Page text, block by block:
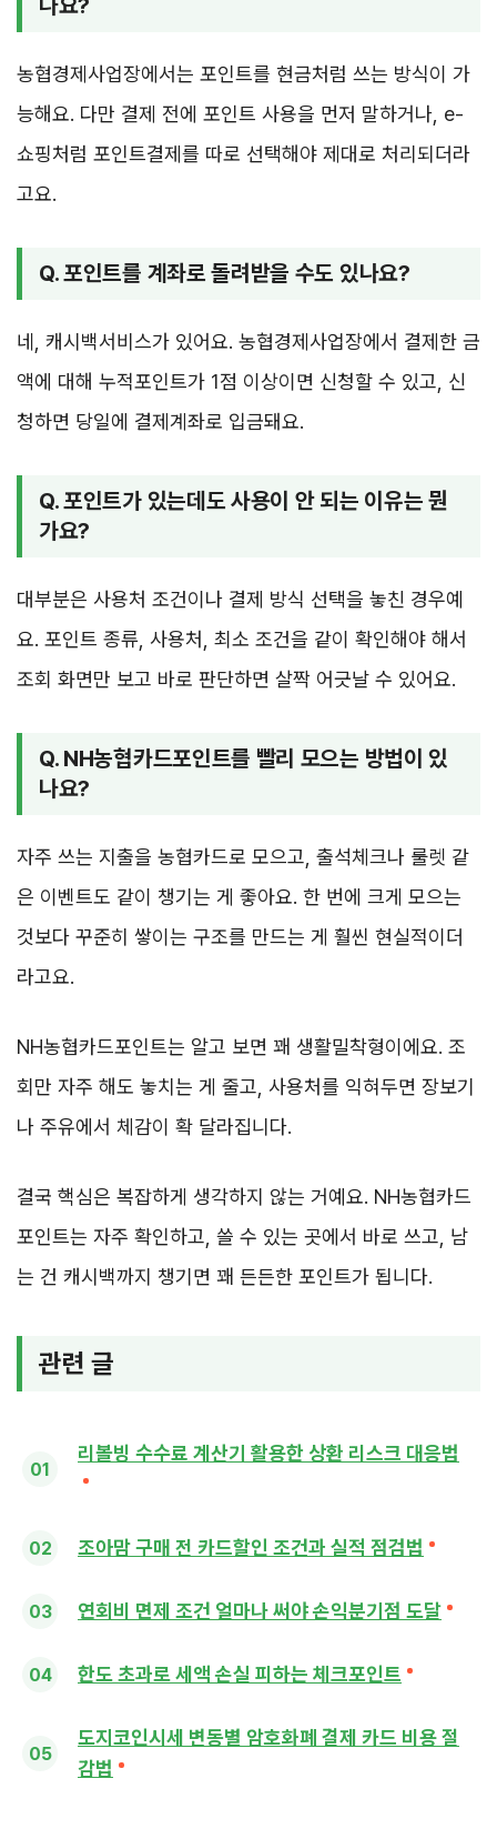
나요?
농협경제사업장에서는 포인트를 현금처럼 쓰는 방식이 가
능해요. 다만 결제 전에 포인트 사용을 먼저 말하거나, e-
쇼핑처럼 포인트결제를 따로 선택해야 제대로 처리되더라
고요.
Q. 포인트를 계좌로 돌려받을 수도 있나요?
네, 캐시백서비스가 있어요. 농협경제사업장에서 결제한 금
액에 대해 누적포인트가 1점 이상이면 신청할 수 있고, 신
청하면 당일에 결제계좌로 입금돼요.
Q. 포인트가 있는데도 사용이 안 되는 이유는 뭔
가요?
대부분은 사용처 조건이나 결제 방식 선택을 놓친 경우예
요. 포인트 종류, 사용처, 최소 조건을 같이 확인해야 해서
조회 화면만 보고 바로 판단하면 살짝 어긋날 수 있어요.
Q. NH농협카드포인트를 빨리 모으는 방법이 있
나요?
자주 쓰는 지출을 농협카드로 모으고, 출석체크나 룰렛 같
은 이벤트도 같이 챙기는 게 좋아요. 한 번에 크게 모으는
것보다 꾸준히 쌓이는 구조를 만드는 게 훨씬 현실적이더
라고요.
NH농협카드포인트는 알고 보면 꽤 생활밀착형이에요. 조
회만 자주 해도 놓치는 게 줄고, 사용처를 익혀두면 장보기
나 주유에서 체감이 확 달라집니다.
결국 핵심은 복잡하게 생각하지 않는 거예요. NH농협카드
포인트는 자주 확인하고, 쓸 수 있는 곳에서 바로 쓰고, 남
는 건 캐시백까지 챙기면 꽤 든든한 포인트가 됩니다.
관련 글
리볼빙 수수료 계산기 활용한 상환 리스크 대응법
조아맘 구매 전 카드할인 조건과 실적 점검법
연회비 면제 조건 얼마나 써야 손익분기점 도달
한도 초과로 세액 손실 피하는 체크포인트
도지코인시세 변동별 암호화폐 결제 카드 비용 절
감법